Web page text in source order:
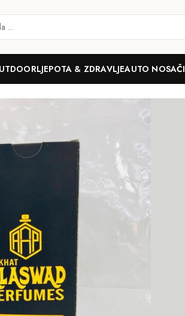
LJEPOTA & ZDRAVLJEAUTO NOSAČI